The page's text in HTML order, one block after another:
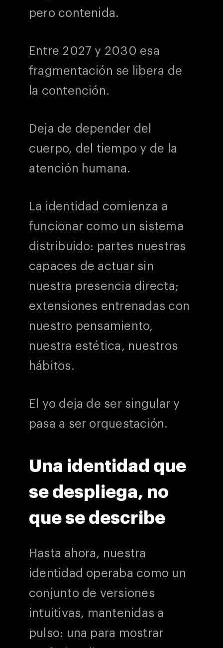
pero contenida.
Entre 2027 y 2030 esa
fragmentación se libera de
la contención.
Deja de depender del
cuerpo, del tiempo y de la
atención humana.
La identidad comienza a
funcionar como un sistema
distribuido: partes nuestras
capaces de actuar sin
nuestra presencia directa;
extensiones entrenadas con
nuestro pensamiento,
nuestra estética, nuestros
hábitos.
El yo deja de ser singular y
pasa a ser orquestación.
Una identidad que
se despliega, no
que se describe
Hasta ahora, nuestra
identidad operaba como un
conjunto de versiones
intuitivas, mantenidas a
pulso: una para mostrar